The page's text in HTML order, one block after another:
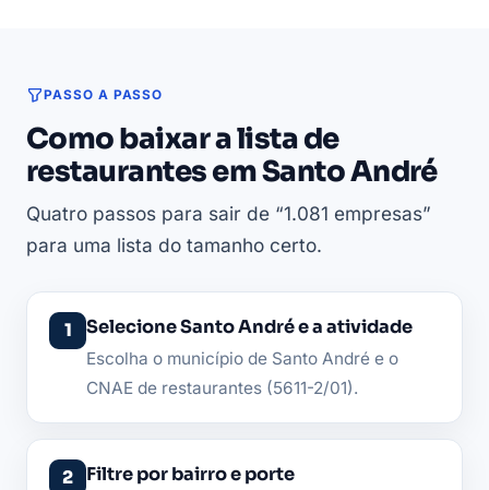
PASSO A PASSO
Como baixar a lista de
restaurantes em Santo André
Quatro passos para sair de “1.081 empresas”
para uma lista do tamanho certo.
Selecione Santo André e a atividade
Escolha o município de Santo André e o
CNAE de restaurantes (5611-2/01).
Filtre por bairro e porte